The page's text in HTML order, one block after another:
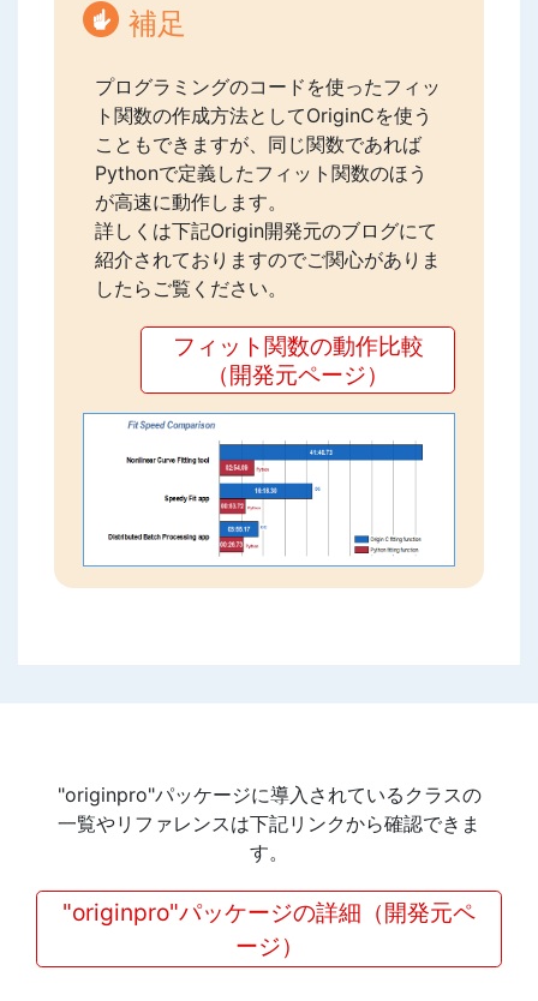
補足
プログラミングのコードを使ったフィッ
ト関数の作成方法としてOriginCを使う
こともできますが、同じ関数であれば
Pythonで定義したフィット関数のほう
が高速に動作します。
詳しくは下記Origin開発元のブログにて
紹介されておりますのでご関心がありま
したらご覧ください。
フィット関数の動作比較
（開発元ページ）
"originpro"パッケージに導入されているクラスの
一覧やリファレンスは下記リンクから確認できま
す。
"originpro"パッケージの詳細（開発元ペ
ージ）